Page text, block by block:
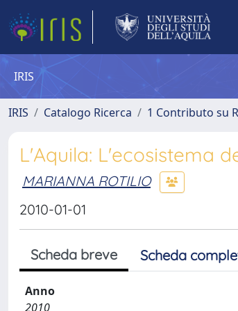
IRIS
IRIS Catalogo Ricerca 1 Contributo su
L'Aquila: L'ecosistema
MARIANNA ROTILIO
2010-01-01
Scheda breve Scheda
Anno
2010